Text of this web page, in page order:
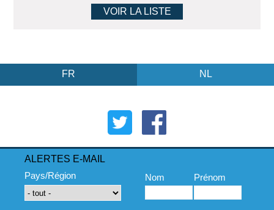
VOIR LA LISTE
FR NL
ALERTES E-MAIL
Pays/Région
Nom Prénom